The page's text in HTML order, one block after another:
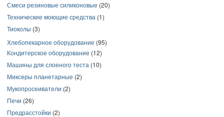
Смеси резиновые силиконовые (20)
Технические моющие средства (1)
Тиоколы (3)
Хлебопекарное оборудование (95)
Кондитерское оборудование (12)
Машины для слоеного теста (10)
Миксеры планетарные (2)
Мукопросеиватели (2)
Печи (26)
Предрасстойки (2)